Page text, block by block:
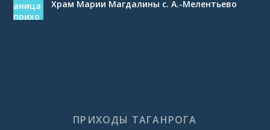
Храм Марии Магдалины с. А.-Мелентьево
ПРИХОДЫ ТАГАНРОГА